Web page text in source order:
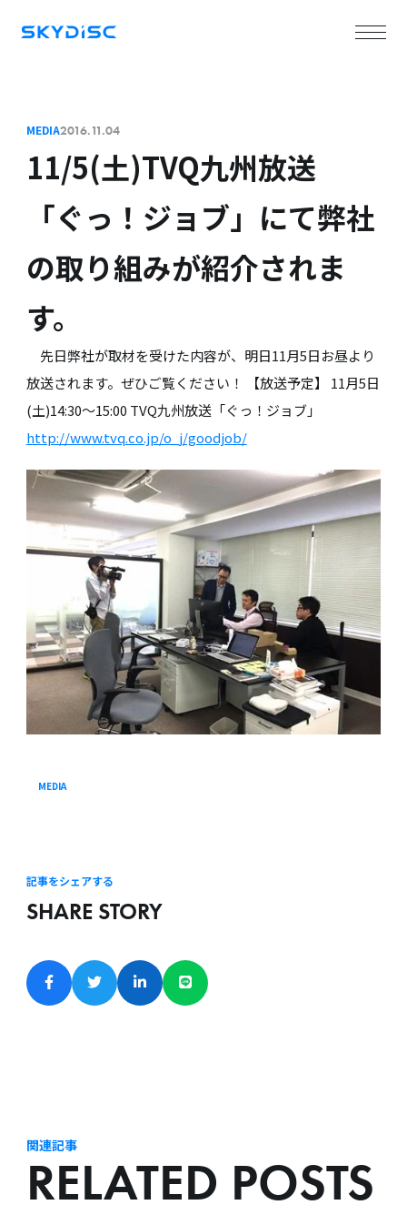
MEDIA2016.11.04
11/5(土)TVQ九州放送
「ぐっ！ジョブ」にて弊社
の取り組みが紹介されま
す。
先日弊社が取材を受けた内容が、明日11月5日お昼より
放送されます。ぜひご覧ください！ 【放送予定】 11月5日
(土)14:30〜15:00 TVQ九州放送「ぐっ！ジョブ」
http://www.tvq.co.jp/o_j/goodjob/
MEDIA
記事をシェアする
SHARE STORY
関連記事
RELATED POSTS